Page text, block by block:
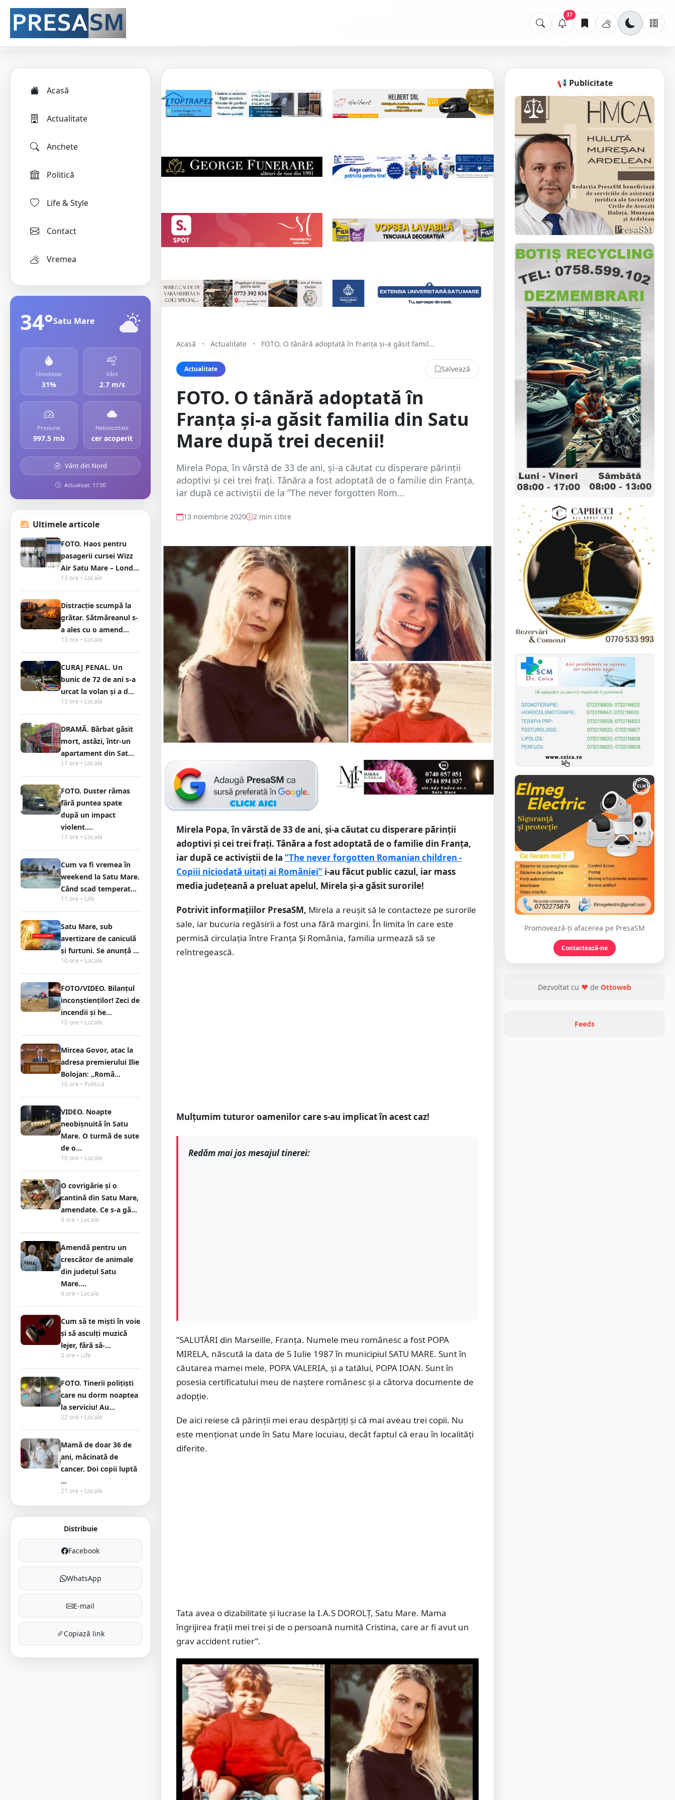
37
Acasă
Actualitate
Anchete
Politică
Life & Style
Contact
Vremea
34°Satu Mare
Umiditate
31%
Vânt
2.7 m/s
Presiune
997.5 mb
Nebulozitate
cer acoperit
Vânt din Nord
Actualizat: 17:00
Ultimele articole
FOTO. Haos pentru
pasagerii cursei Wizz
Air Satu Mare – Lond...
13 ore • Locale
Distracție scumpă la
grătar. Sătmăreanul s-
a ales cu o amend...
13 ore • Locale
CURAJ PENAL. Un
bunic de 72 de ani s-a
urcat la volan și a d...
13 ore • Locale
DRAMĂ. Bărbat găsit
mort, astăzi, într-un
apartament din Sat...
11 ore • Locale
FOTO. Duster rămas
fără puntea spate
după un impact
violent....
11 ore • Locale
Cum va fi vremea în
weekend la Satu Mare.
Când scad temperat...
11 ore • Life
Satu Mare, sub
avertizare de caniculă
și furtuni. Se anunță ...
10 ore • Locale
FOTO/VIDEO. Bilanțul
inconștienților! Zeci de
incendii și he...
10 ore • Locale
Mircea Govor, atac la
adresa premierului Ilie
Bolojan: „Româ...
10 ore • Politică
VIDEO. Noapte
neobișnuită în Satu
Mare. O turmă de sute
de o...
10 ore • Locale
O covrigărie și o
cantină din Satu Mare,
amendate. Ce s-a gă...
9 ore • Locale
Amendă pentru un
crescător de animale
din județul Satu
Mare....
9 ore • Locale
Cum să te miști în voie
și să asculți muzică
lejer, fără să-...
0 ore • Life
FOTO. Tinerii polițiști
care nu dorm noaptea
la serviciu! Au...
22 ore • Locale
Mamă de doar 36 de
ani, măcinată de
cancer. Doi copii luptă
...
21 ore • Locale
Distribuie
Facebook
WhatsApp
E-mail
Copiază link
Acasă • Actualitate • FOTO. O tânără adoptată în Franța și-a găsit famil...
Actualitate Salvează
FOTO. O tânără adoptată în
Franța și-a găsit familia din Satu
Mare după trei decenii!
Mirela Popa, în vârstă de 33 de ani, și-a căutat cu disperare părinții
adoptivi și cei trei frați. Tânăra a fost adoptată de o familie din Franța,
iar după ce activiștii de la ”The never forgotten Rom...
13 noiembrie 2020 2 min citire
Mirela Popa, în vârstă de 33 de ani, și-a căutat cu disperare părinții
adoptivi și cei trei frați. Tânăra a fost adoptată de o familie din Franța,
iar după ce activiștii de la ”The never forgotten Romanian children -
Copiii niciodată uitați ai României” i-au făcut public cazul, iar mass
media județeană a preluat apelul, Mirela și-a găsit surorile!
Potrivit informațiilor PresaSM, Mirela a reușit să le contacteze pe surorile
sale, iar bucuria regăsirii a fost una fără margini. În limita în care este
permisă circulația între Franța Și România, familia urmează să se
reîntregească.
Mulțumim tuturor oamenilor care s-au implicat în acest caz!
Redăm mai jos mesajul tinerei:
”SALUTĂRI din Marseille, Franța. Numele meu românesc a fost POPA
MIRELA, născută la data de 5 Iulie 1987 în municipiul SATU MARE. Sunt în
căutarea mamei mele, POPA VALERIA, și a tatălui, POPA IOAN. Sunt în
posesia certificatului meu de naștere românesc și a câtorva documente de
adopție.
De aici reiese că părinții mei erau despărțiți și că mai aveau trei copii. Nu
este menționat unde în Satu Mare locuiau, decât faptul că erau în localități
diferite.
Tata avea o dizabilitate și lucrase la I.A.S DOROLȚ, Satu Mare. Mama
îngrijirea frații mei trei și de o persoană numită Cristina, care ar fi avut un
grav accident rutier”.
📢 Publicitate
Promovează-ți afacerea pe PresaSM
Contactează-ne
Dezvoltat cu ❤ de Ottoweb
Feeds